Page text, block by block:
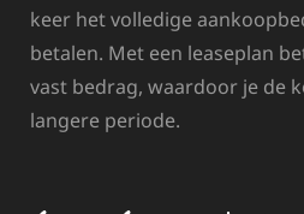
keer het volledige
betalen. Met een leaseplan
vast bedrag, waardoor je de
langere periode.